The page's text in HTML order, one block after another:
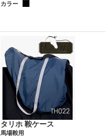
カラー
タリホ 鞍ケース
馬場鞍用